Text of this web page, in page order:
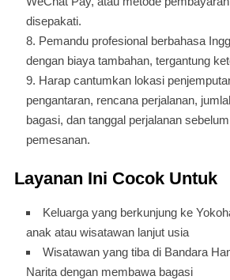
disepakati.
Pemandu profesional berbahasa
dengan biaya tambahan, tergantung
Harap cantumkan lokasi
pengantaran, rencana perjalanan,
bagasi, dan tanggal perjalanan
pemesanan.
Layanan Ini Cocok Untuk
Keluarga yang berkunjung ke
anak atau wisatawan lanjut usia
Wisatawan yang tiba di Bandara
Narita dengan membawa bagasi